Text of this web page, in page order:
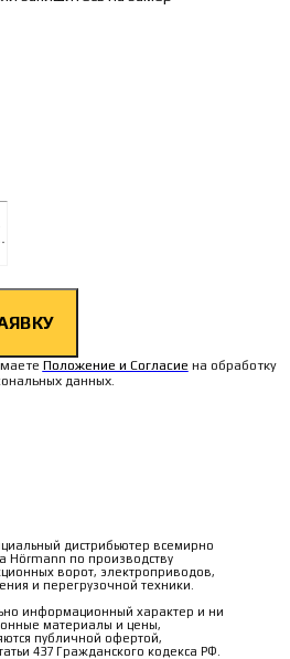
Положение и Согласие на обработку
данных.
дистрибьютер всемирно
Hörmann по производству
ворот, электроприводов,
и перегрузочной техники.
информационный характер и ни
материалы и цены,
публичной офертой,
437 Гражданского кодекса РФ.